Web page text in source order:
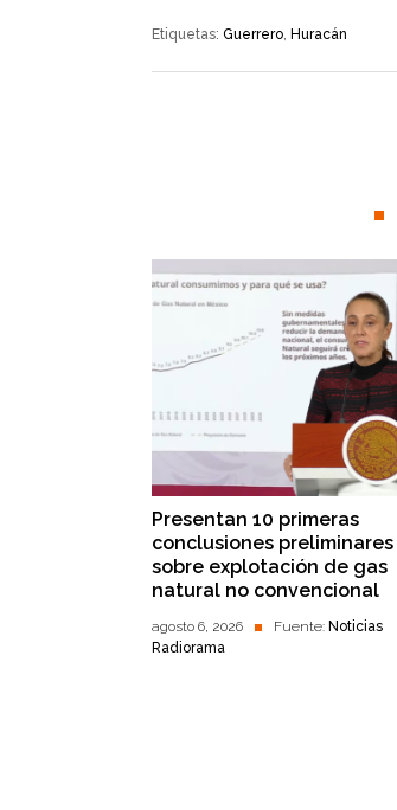
Etiquetas: Guerrero Huracán
Presentan 10 primeras
conclusiones preliminares
sobre explotación de gas
natural no convencional
agosto 6, 2026 Fuente: Noticias
Radiorama